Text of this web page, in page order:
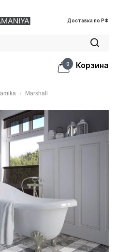
Доставка по РФ
0 Корзина
Marshall